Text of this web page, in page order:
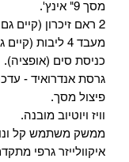
מסך 9" אינץ'.
2 ראם זיכרון (קיים גם ב4/6/8 ראם זיכרון).
מעבד 4 ליבות (קיים גם ב8 ליבות).
כניסת סים (אופציה).
גרסת אנדרואיד -
פיצול מסך.
וויז ויוטיוב מובנה.
ממשק משתמש קל
איקוולייזר גרפי